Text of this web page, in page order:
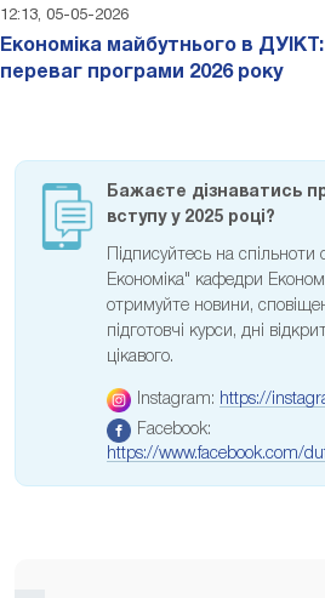
12:13, 05-05-2026
Економіка майбутнього в
переваг програми 2026 року
Бажаєте дізнаватись
вступу у 2025 році?
Підписуйтесь на спільноти
Економіка" кафедри
отримуйте новини,
підготовчі курси, дні
цікавого.
Instagram: https://
Facebook:
https://www.facebook.com/